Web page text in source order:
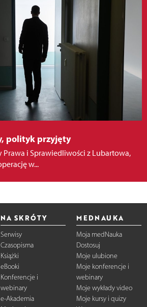
polityk przyjęty
Prawa i Sprawiedliwości z Lubartowa,
w...
NA SKRÓTY
Serwisy
Czasopisma
Książki
eBooki
Konferencje i
webinary
e-Akademia
MEDNAUKA
Moja medNauka
Dostosuj
Moje ulubione
Moje konferencje i
webinary
Moje wykłady video
Moje kursy i quizy